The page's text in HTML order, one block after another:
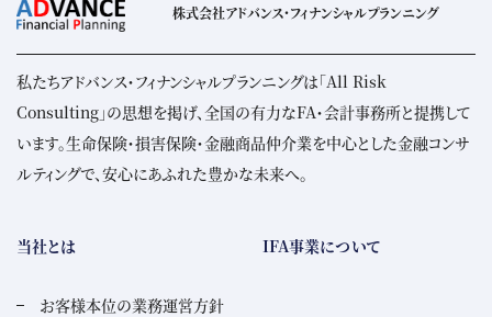
株式会社アドバンス・フィナンシャルプランニング
私たちアドバンス・フィナンシャルプランニングは「All Risk
Consulting」の思想を掲げ、全国の有力なFA・会計事務所と提携して
います。生命保険・損害保険・金融商品仲介業を中心とした金融コンサ
ルティングで、安心にあふれた豊かな未来へ。
当社とは
お客様本位の業務運営方針
IFA事業について